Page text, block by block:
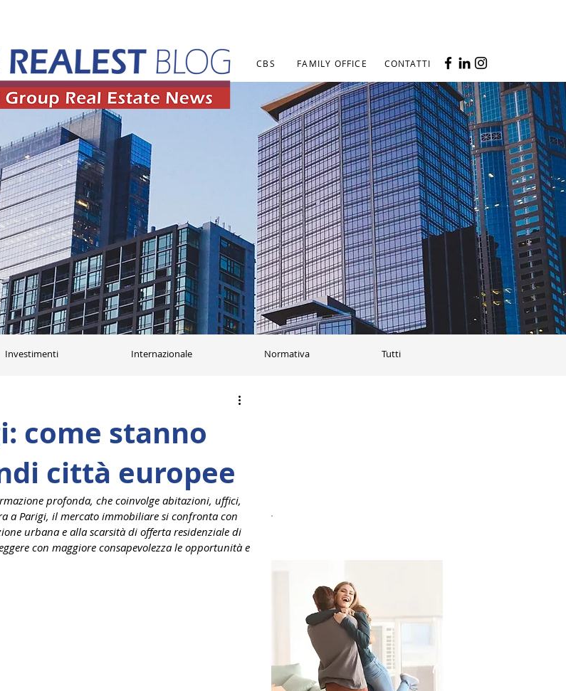
CBS FAMILY OFFICE CONTATTI
Investimenti Internazionale Normativa Tutti
come stanno
città europee
profonda, che coinvolge abitazioni, uffici,
a Parigi, il mercato immobiliare si confronta con
urbana e alla scarsità di offerta residenziale di
con maggiore consapevolezza le opportunità e